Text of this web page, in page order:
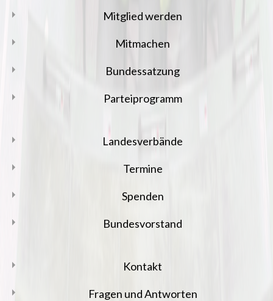
Mitglied werden
Mitmachen
Bundessatzung
Parteiprogramm
Landesverbände
Termine
Spenden
Bundesvorstand
Kontakt
Fragen und Antworten